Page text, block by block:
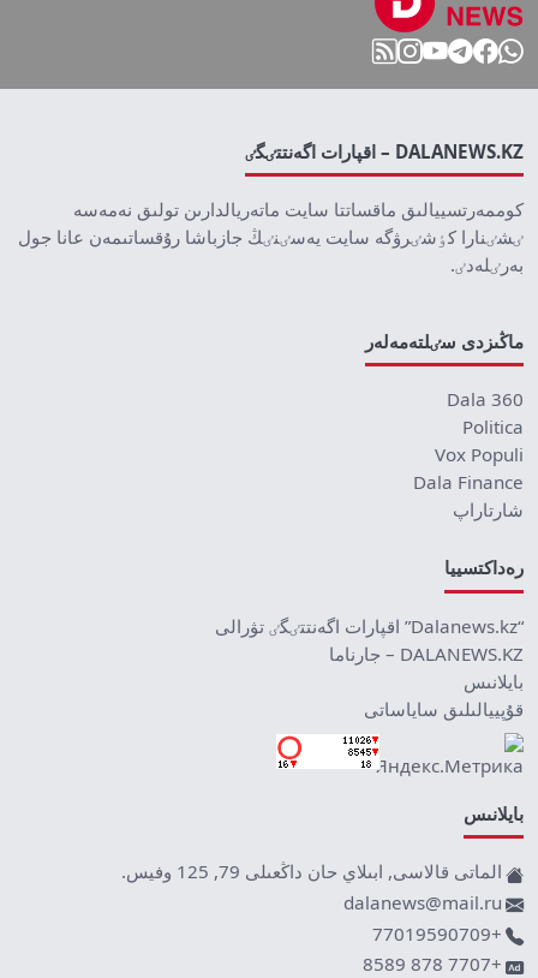
DALANEWS.KZ – اقپارات اگەنتتٸگٸ
كوممەرتسييالىق ماقساتتا سايت ماتەريالدارىن تولىق نەمەسە
ٸشٸنارا كٶشٸرۋگە سايت يەسٸنٸڭ جازباشا رۇقساتىمەن عانا جول
بەرٸلەدٸ.
ماڭىزدى سٸلتەمەلەر
Dala 360
Politica
Vox Populi
Dala Finance
شارتاراپ
رەداكتسييا
“Dalanews.kz” اقپارات اگەنتتٸگٸ تۋرالى
DALANEWS.KZ – جارناما
بايلانىس
قۇپييالىلىق ساياساتى
بايلانىس
الماتى قالاسى, ابىلاي حان داڭعىلى 79, 125 وفيس.
dalanews@mail.ru
+77019590709
+7707 878 8589